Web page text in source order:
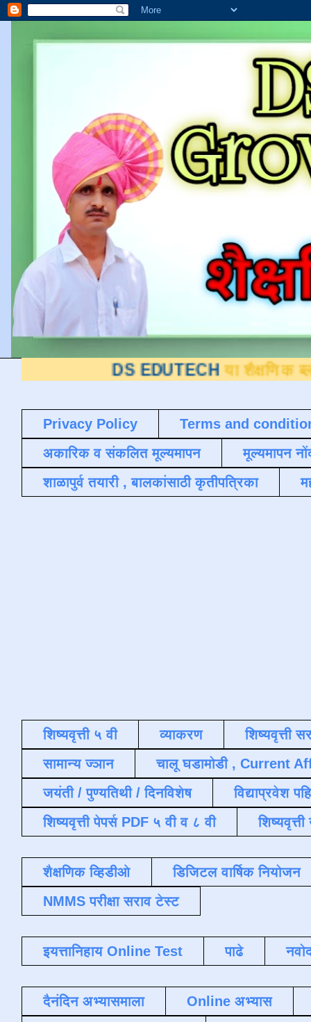
DS EDUTECH या शैक्षणिक ब्लॉगवर आपले
Privacy Policy
Terms and
अकारिक व संकलित मूल्यमापन
मूल्यमापन
शाळापुर्व तयारी , बालकांसाठी कृतीपत्रिका
शिष्यवृत्ती ५ वी व्याकरण
शिष्यवृत्ती
सामान्य ज्ञान
चालू घडामोडी , Current
जयंती / पुण्यतिथी / दिनविशेष
विद्याप्रवेश
शिष्यवृत्ती पेपर्स PDF ५ वी व ८ वी
शैक्षणिक व्हिडीओ
डिजिटल वार्षिक नियोजन
NMMS परीक्षा सराव टेस्ट
इयत्तानिहाय Online Test पाढे
दैनंदिन अभ्यासमाला
Online अभ्यास